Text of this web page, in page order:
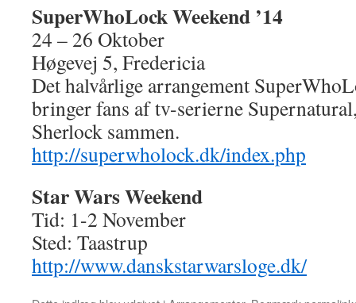
SuperWhoLock Weekend ’14
24 – 26 Oktober
Høgevej 5, Fredericia
Det halvårlige arrangement
bringer fans af tv-serierne
Sherlock sammen.
http://superwholock.dk/index.php
Star Wars Weekend
Tid: 1-2 November
Sted: Taastrup
http://www.danskstarwarsloge.dk/